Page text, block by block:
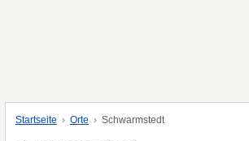
Startseite Orte Schwarmstedt